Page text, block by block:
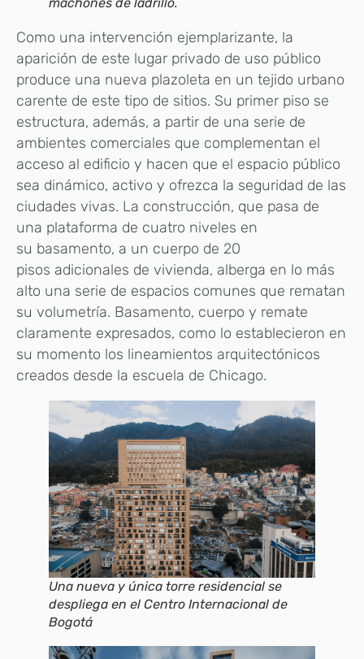
Como una intervención ejemplarizante, la
aparición de este lugar privado de uso público
produce una nueva plazoleta en un tejido urbano
carente de este tipo de sitios. Su primer piso se
estructura, además, a partir de una serie de
ambientes comerciales que complementan el
acceso al edificio y hacen que el espacio público
sea dinámico, activo y ofrezca la seguridad de las
ciudades vivas. La construcción, que pasa de
una plataforma de cuatro niveles en
su basamento, a un cuerpo de 20
pisos adicionales de vivienda, alberga en lo más
alto una serie de espacios comunes que rematan
su volumetría. Basamento, cuerpo y remate
claramente expresados, como lo establecieron en
su momento los lineamientos arquitectónicos
creados desde la escuela de Chicago.
Una nueva y única torre residencial se
despliega en el Centro Internacional de
Bogotá